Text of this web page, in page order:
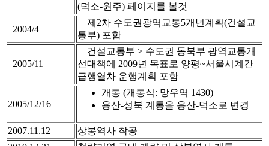
(덕소-원주) 페이지를 볼것
2004/4
제2차 수도권광역교통5개년계획(건설교
통부) 포함
2005/11
건설교통부 > 수도권 동북부 광역교통개
선대책에 2009년 목표로 양평~서울시계간
급행열차 운행계획 포함
2005/12/16
개통 (개통식: 망우역 1430)
용산-성북 계통을 용산-덕소로 변경
2007.11.12
상봉역사 착공